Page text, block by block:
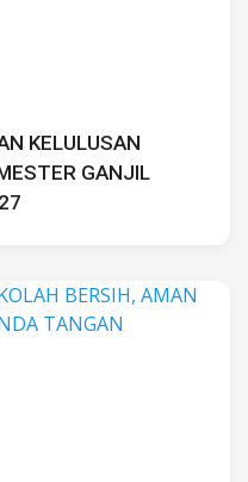
KELULUSAN
GANJIL